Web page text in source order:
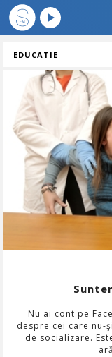
EDUCATIE
Nu ai cont pe
despre cei care nu-
de socializare.